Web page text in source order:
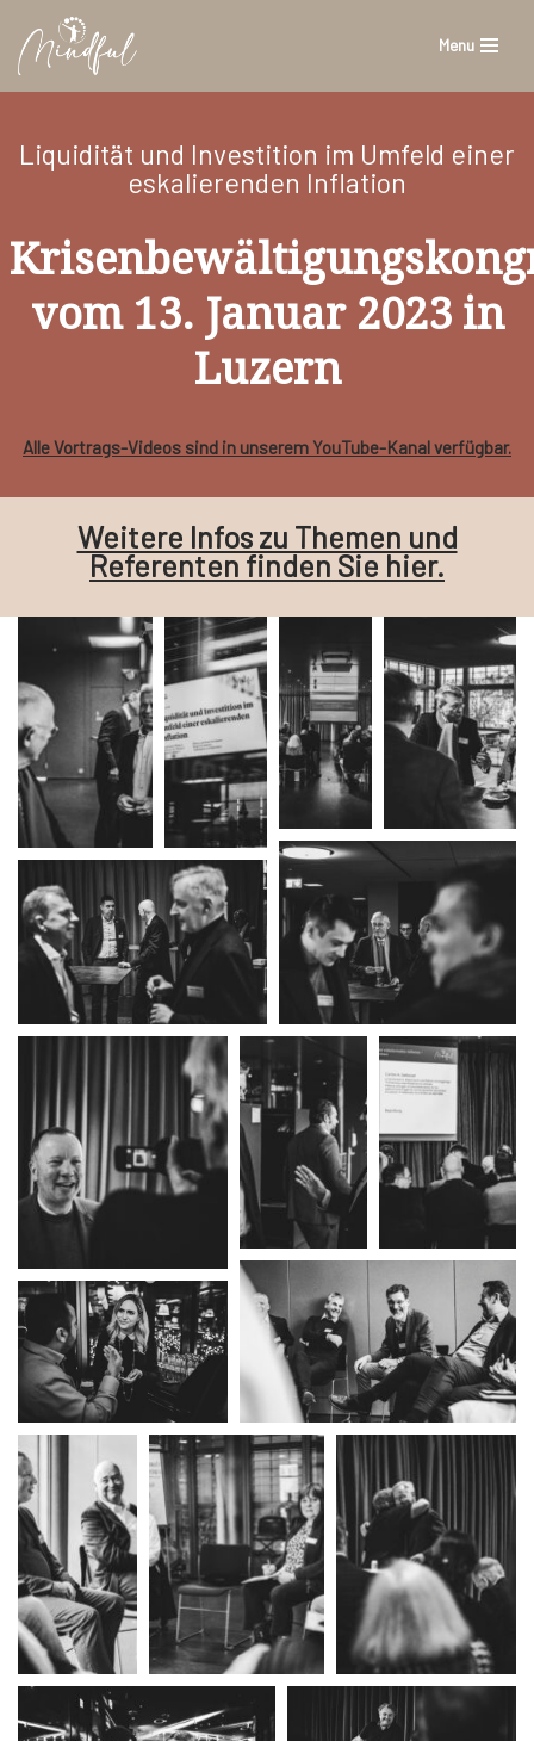
Zum
Inhalt
Menu
Liquidität und Investition im Umfeld einer
eskalierenden Inflation
vom 13. Januar 2023 in
Luzern
Alle Vortrags-Videos sind in unserem YouTube-Kanal verfügbar.
Weitere Infos zu Themen und
Referenten finden Sie hier.